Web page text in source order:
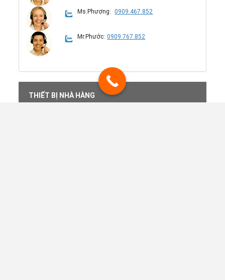
Ms.Phượng: 0909.467.852
Mr.Phước: 0909.767.852
THIẾT BỊ NHÀ HÀNG